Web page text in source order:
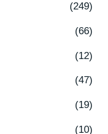
(249)
(66)
(12)
(47)
(19)
(10)